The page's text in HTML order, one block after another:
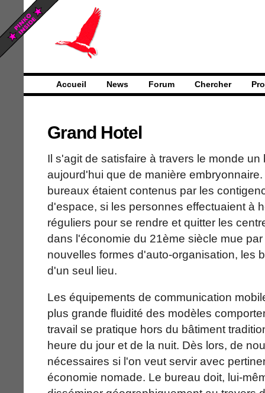
Accueil News Forum Chercher
Grand Hotel
Il s'agit de satisfaire à travers le monde
aujourd'hui que de manière
bureaux étaient contenus par les
d'espace, si les personnes effectuaient à
réguliers pour se rendre et quitter les
dans l'économie du 21ème siècle mue
nouvelles formes d'auto-organisation, les
d'un seul lieu.
Les équipements de communication
plus grande fluidité des modèles
travail se pratique hors du bâtiment
heure du jour et de la nuit. Dès lors, de
nécessaires si l'on veut servir avec
économie nomade. Le bureau doit, lui-